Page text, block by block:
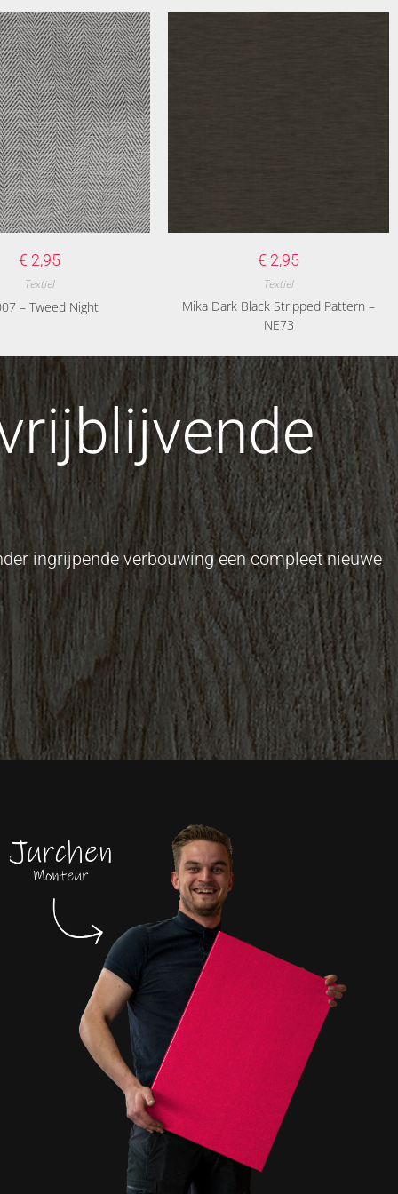
€ 2,95
Textiel
– Tweed Night
€ 2,95
Textiel
Mika Dark Black Stripped Pattern –
NE73
ingrijpende verbouwing een compleet nieuwe